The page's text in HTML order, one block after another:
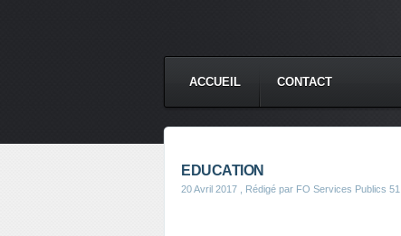
ACCUEIL CONTACT
EDUCATION
20 Avril 2017 , Rédigé par FO Services Publics 51